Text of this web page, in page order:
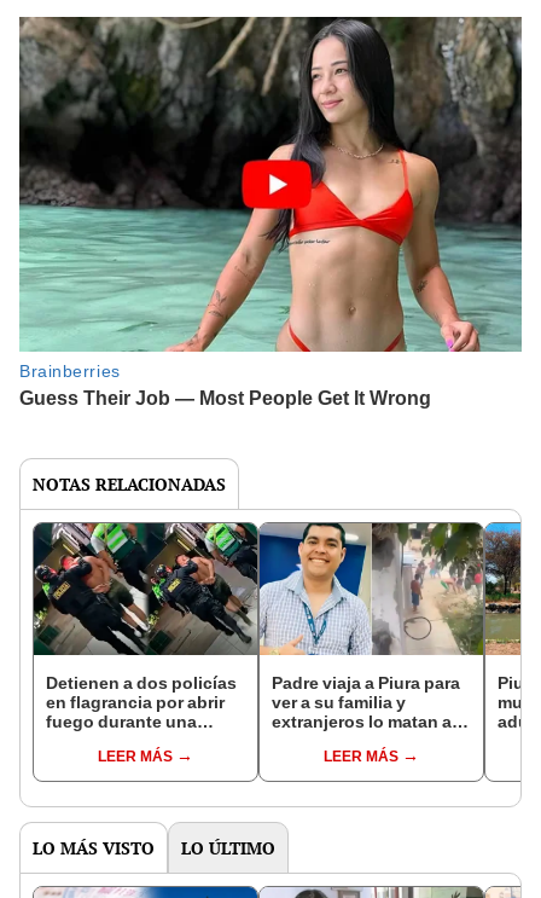
NOTAS RELACIONADAS
Detienen a dos policías
en flagrancia por abrir
fuego durante una
LEER MÁS
Padre viaja a Piura para
ver a su familia y
extranjeros lo matan a
ofrecen S/15.000 por
información
LEER MÁS
LO MÁS VISTO LO ÚLTIMO